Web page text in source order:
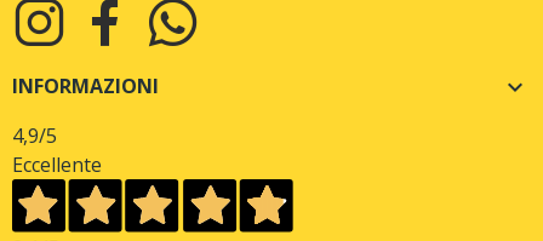
INFORMAZIONI 
4,9/5
Eccellente